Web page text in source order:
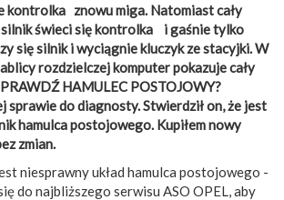
kontrolka znowu miga. Natomiast cały
silnik świeci się kontrolka i gaśnie tylko
się silnik i wyciągnie kluczyk ze stacyjki. W
rozdzielczej komputer pokazuje cały
HAMULEC POSTOJOWY?
sprawie do diagnosty. Stwierdził on, że jest
hamulca postojowego. Kupiłem nowy
zmian.
niesprawny układ hamulca postojowego -
do najbliższego serwisu ASO OPEL, aby